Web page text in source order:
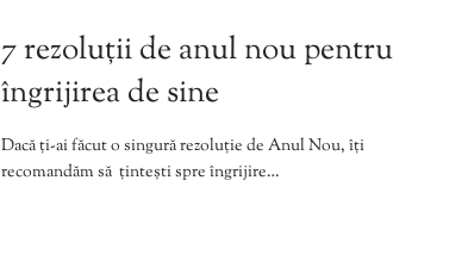
7 rezoluții de anul nou pentru
îngrijirea de sine
Dacă ți-ai făcut o singură rezoluție de Anul Nou, îți
recomandăm să țintești spre îngrijire…